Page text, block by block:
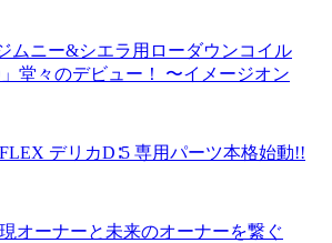
ムニー&シエラ用ローダウンコイル
」堂々のデビュー！ 〜イメージオン
デリカD∶5 専用パーツ本格始動!!
現オーナーと未来のオーナーを繋ぐ